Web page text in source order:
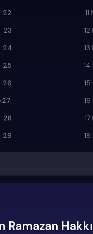
22
23
12
24
13
25
14
26
15
27
16
28
29
18
Ramazan